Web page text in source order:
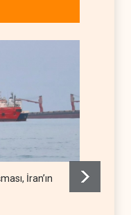
İran’ın